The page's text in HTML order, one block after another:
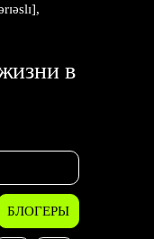
в
БЛОГЕРЫ